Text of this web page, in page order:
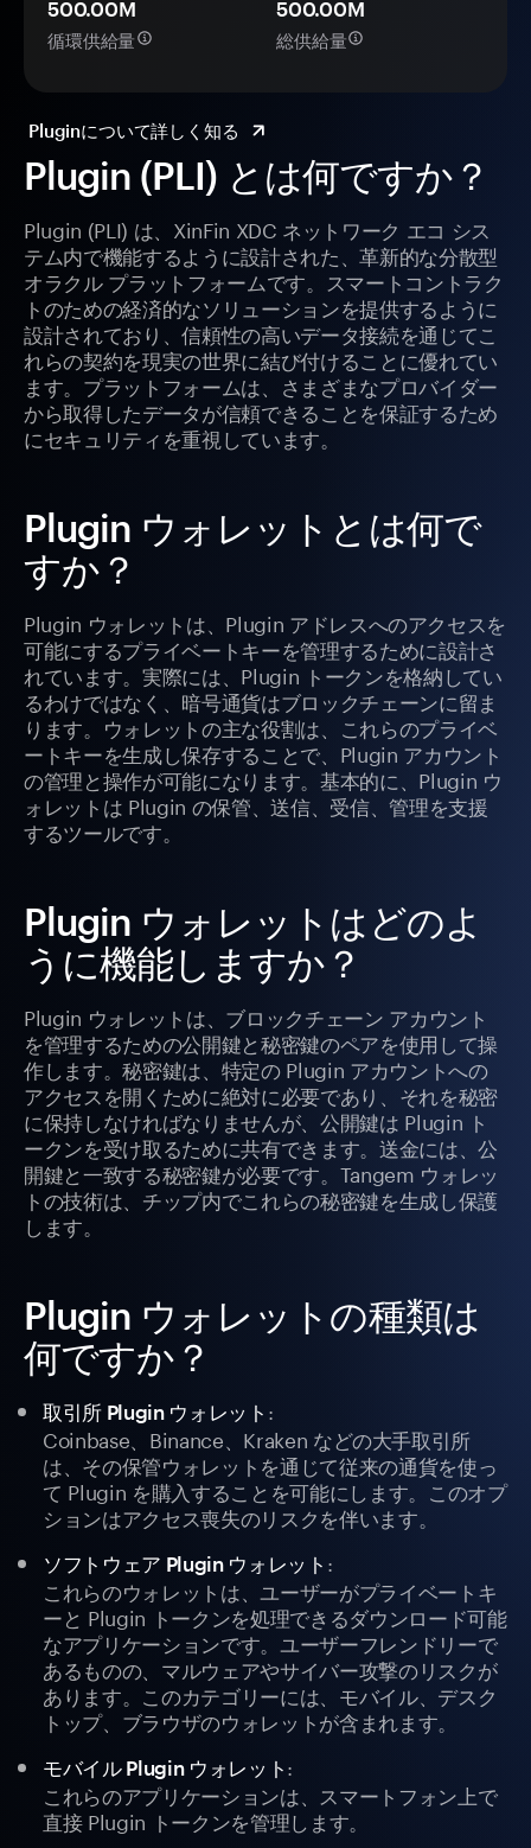
Plugin (PLI) とは何ですか？
Plugin (PLI) は、XinFin XDC ネットワーク エコ シス
テム内で機能するように設計された、革新的な分散型
オラクル プラットフォームです。スマートコントラク
トのための経済的なソリューションを提供するように
設計されており、信頼性の高いデータ接続を通じてこ
れらの契約を現実の世界に結び付けることに優れてい
ます。プラットフォームは、さまざまなプロバイダー
から取得したデータが信頼できることを保証するため
にセキュリティを重視しています。
Plugin ウォレットとは何で
すか？
Plugin ウォレットは、Plugin アドレスへのアクセスを
可能にするプライベートキーを管理するために設計さ
れています。実際には、Plugin トークンを格納してい
るわけではなく、暗号通貨はブロックチェーンに留ま
ります。ウォレットの主な役割は、これらのプライベ
ートキーを生成し保存することで、Plugin アカウント
の管理と操作が可能になります。基本的に、Plugin ウ
ォレットは Plugin の保管、送信、受信、管理を支援
するツールです。
Plugin ウォレットはどのよ
うに機能しますか？
Plugin ウォレットは、ブロックチェーン アカウント
を管理するための公開鍵と秘密鍵のペアを使用して操
作します。秘密鍵は、特定の Plugin アカウントへの
アクセスを開くために絶対に必要であり、それを秘密
に保持しなければなりませんが、公開鍵は Plugin ト
ークンを受け取るために共有できます。送金には、公
開鍵と一致する秘密鍵が必要です。Tangem ウォレッ
トの技術は、チップ内でこれらの秘密鍵を生成し保護
します。
Plugin ウォレットの種類は
何ですか？
取引所 Plugin ウォレット :
Coinbase、Binance、Kraken などの大手取引所
は、その保管ウォレットを通じて従来の通貨を使っ
て Plugin を購入することを可能にします。このオプ
ションはアクセス喪失のリスクを伴います。
ソフトウェア Plugin ウォレット :
これらのウォレットは、ユーザーがプライベートキ
ーと Plugin トークンを処理できるダウンロード可能
なアプリケーションです。ユーザーフレンドリーで
あるものの、マルウェアやサイバー攻撃のリスクが
あります。このカテゴリーには、モバイル、デスク
トップ、ブラウザのウォレットが含まれます。
モバイル Plugin ウォレット :
これらのアプリケーションは、スマートフォン上で
直接 Plugin トークンを管理します。
500.00M
循環供給量
500.00M
総供給量
Pluginについて詳しく知る